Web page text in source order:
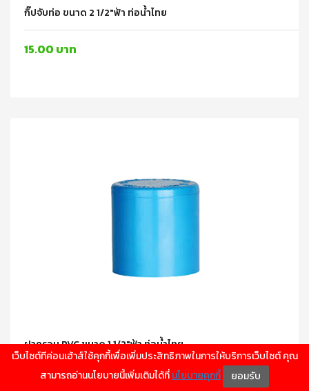
กิ๊ปจับท่อ ขนาด 2 1/2"ฟ้า ท่อน้ำไทย
15.00 บาท
ฝาครอบ PVC ขนาด 1 1/2"ฟ้า ท่อน้ำไทย
15.00 บาท
เว็บไซต์ทีค่อนเฮ้าส์ใช้คุกกี้เพื่อเพิ่มประสิทธิภาพในการให้บริการเว็บไซต์ คุณ
สามารถอ่านนโยบายนี้เพิ่มเติมได้ที่นโยบายคุกกี้ ยอมรับ